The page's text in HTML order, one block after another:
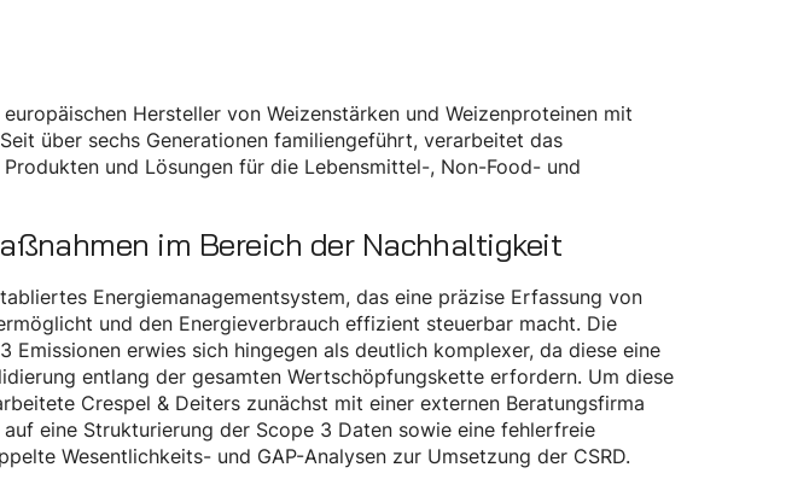
Hersteller von Weizenstärken und Weizenproteinen mit
über sechs Generationen familiengeführt, verarbeitet das
und Lösungen für die Lebensmittel-, Non-Food- und
im Bereich der Nachhaltigkeit
Energiemanagementsystem, das eine präzise Erfassung von
und den Energieverbrauch effizient steuerbar macht. Die
Emissionen erwies sich hingegen als deutlich komplexer, da diese eine
entlang der gesamten Wertschöpfungskette erfordern. Um diese
Crespel & Deiters zunächst mit einer externen Beratungsfirma
eine Strukturierung der Scope 3 Daten sowie eine fehlerfreie
Wesentlichkeits- und GAP-Analysen zur Umsetzung der CSRD.